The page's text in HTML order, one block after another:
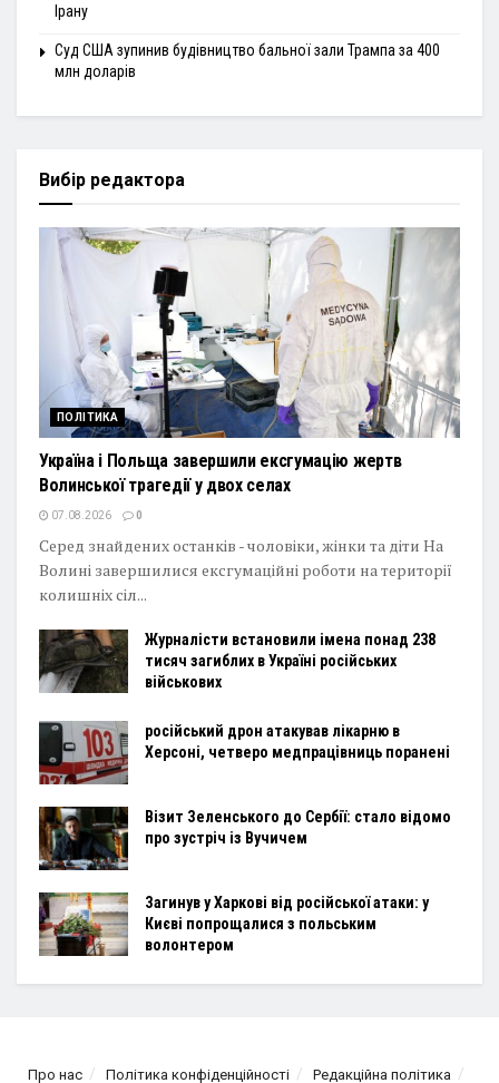
Ірану
Суд США зупинив будівництво бальної зали Трампа за 400
млн доларів
Вибір редактора
ПОЛІТИКА
Україна і Польща завершили ексгумацію жертв
Волинської трагедії у двох селах
07.08.2026 0
Серед знайдених останків - чоловіки, жінки та діти На
Волині завершилися ексгумаційні роботи на території
колишніх сіл...
Журналісти встановили імена понад 238
тисяч загиблих в Україні російських
військових
російський дрон атакував лікарню в
Херсоні, четверо медпрацівниць поранені
Візит Зеленського до Сербії: стало відомо
про зустріч із Вучичем
Загинув у Харкові від російської атаки: у
Києві попрощалися з польським
волонтером
Про нас Політика конфіденційності
Редакційна політика